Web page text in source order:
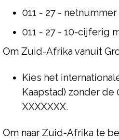
011 - 27 -
011 - 27 - 10-cijferig
Om Zuid-Afrika vanuit
Kies het
Kaapstad) zonder de
XXXXXXX.
Om naar Zuid-Afrika te